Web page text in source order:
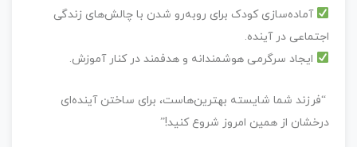
آماده‌سازی کودک برای روبه‌رو شدن با چالش‌های زندگی
اجتماعی در آینده.
ایجاد سرگرمی هوشمندانه و هدفمند در کنار آموزش.
“فرزند شما شایسته بهترین‌هاست، برای ساختن آینده‌ای
درخشان از همین امروز شروع کنید!”